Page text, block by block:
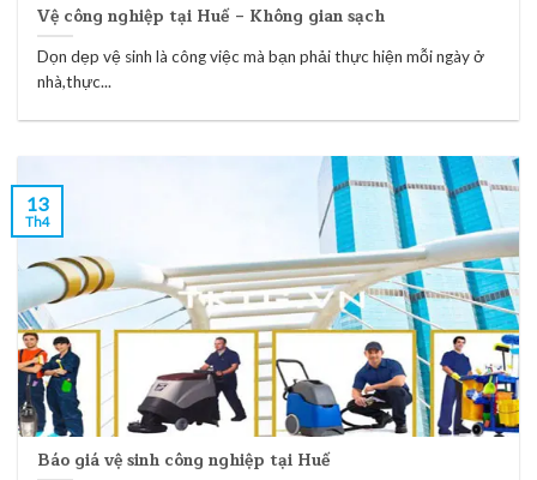
Vệ công nghiệp tại Huế – Không gian sạch
Dọn dẹp vệ sinh là công việc mà bạn phải thực hiện mỗi ngày ở
nhà,thực...
Báo giá vệ sinh công nghiệp tại Huế
13
Th4